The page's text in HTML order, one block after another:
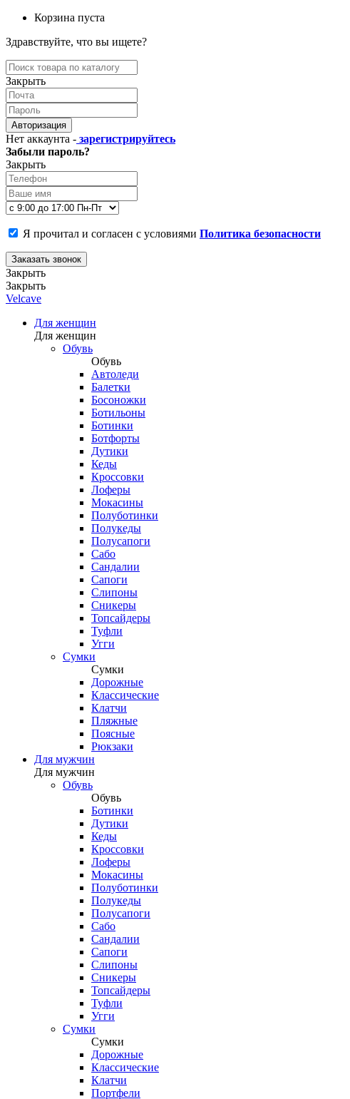
Корзина пуста
Здравствуйте, что вы ищете?
Закрыть
Авторизация
Нет аккаунта - зарегистрируйтесь
Забыли пароль?
Закрыть
Я прочитал и согласен с условиями Политика безопасности
Заказать звонок
Закрыть
Закрыть
Velcave
Для женщин
Для женщин
Обувь
Обувь
Автоледи
Балетки
Босоножки
Ботильоны
Ботинки
Ботфорты
Дутики
Кеды
Кроссовки
Лоферы
Мокасины
Полуботинки
Полукеды
Полусапоги
Сабо
Сандалии
Сапоги
Слипоны
Сникеры
Топсайдеры
Туфли
Угги
Сумки
Сумки
Дорожные
Классические
Клатчи
Пляжные
Поясные
Рюкзаки
Для мужчин
Для мужчин
Обувь
Обувь
Ботинки
Дутики
Кеды
Кроссовки
Лоферы
Мокасины
Полуботинки
Полукеды
Полусапоги
Сабо
Сандалии
Сапоги
Слипоны
Сникеры
Топсайдеры
Туфли
Угги
Сумки
Сумки
Дорожные
Классические
Клатчи
Портфели